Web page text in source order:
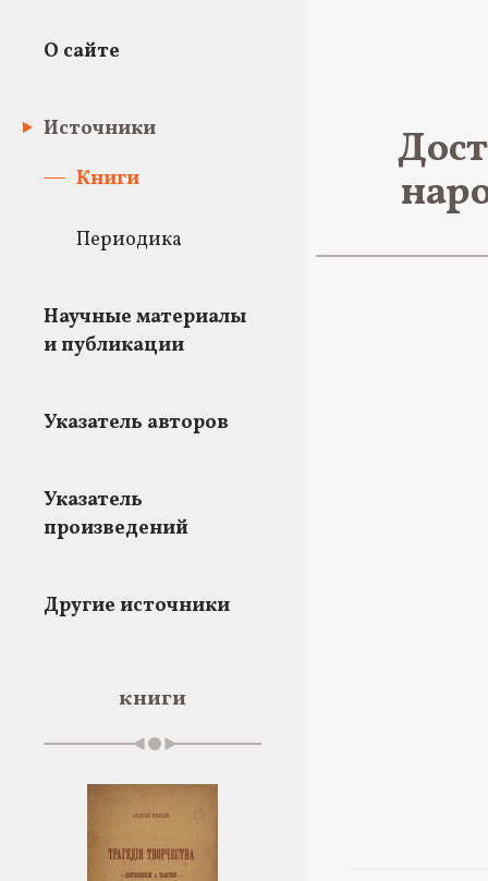
О сайте
Источники
Книги
Периодика
Научные материалы
и публикации
Указатель авторов
Указатель
произведений
Другие источники
книги